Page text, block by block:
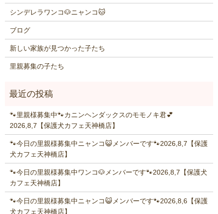
シンデレラワンコ🐶ニャンコ🐱
ブログ
新しい家族が見つかった子たち
里親募集の子たち
🐾里親様募集中🐾カニンヘンダックスのモモノキ君💕
2026,8,7【保護犬カフェ天神橋店】
🐾今日の里親様募集中ニャンコ😺メンバーです🐾2026,8,7【保護
犬カフェ天神橋店】
🐾今日の里親様募集中ワンコ🐶メンバーです🐾2026,8,7【保護犬
カフェ天神橋店】
🐾今日の里親様募集中ニャンコ😺メンバーです🐾2026,8,6【保護
犬カフェ天神橋店】